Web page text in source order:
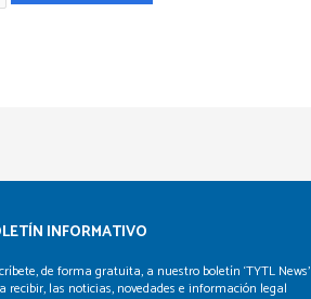
INFORMATIVO
de forma gratuita, a nuestro boletín ‘TYTL News’
recibir, las noticias, novedades e información legal